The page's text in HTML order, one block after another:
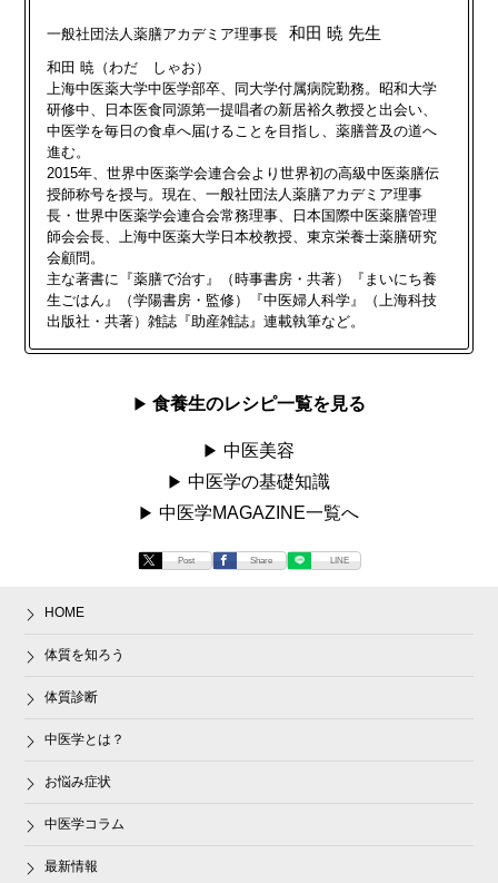
一般社団法人薬膳アカデミア理事長 和田 暁 先生
和田 暁（わだ しゃお）
上海中医薬大学中医学部卒、同大学付属病院勤務。昭和大学
研修中、日本医食同源第一提唱者の新居裕久教授と出会い、
中医学を毎日の食卓へ届けることを目指し、薬膳普及の道へ
進む。
2015年、世界中医薬学会連合会より世界初の高級中医薬膳伝
授師称号を授与。現在、一般社団法人薬膳アカデミア理事
長・世界中医薬学会連合会常務理事、日本国際中医薬膳管理
師会会長、上海中医薬大学日本校教授、東京栄養士薬膳研究
会顧問。
主な著書に『薬膳で治す』（時事書房・共著）『まいにち養
生ごはん』（学陽書房・監修）『中医婦人科学』（上海科技
出版社・共著）雑誌『助産雑誌』連載執筆など。
食養生のレシピ一覧を見る
中医美容
中医学の基礎知識
中医学MAGAZINE一覧へ
Post Share LINE
HOME
体質を知ろう
体質診断
中医学とは？
お悩み症状
中医学コラム
最新情報